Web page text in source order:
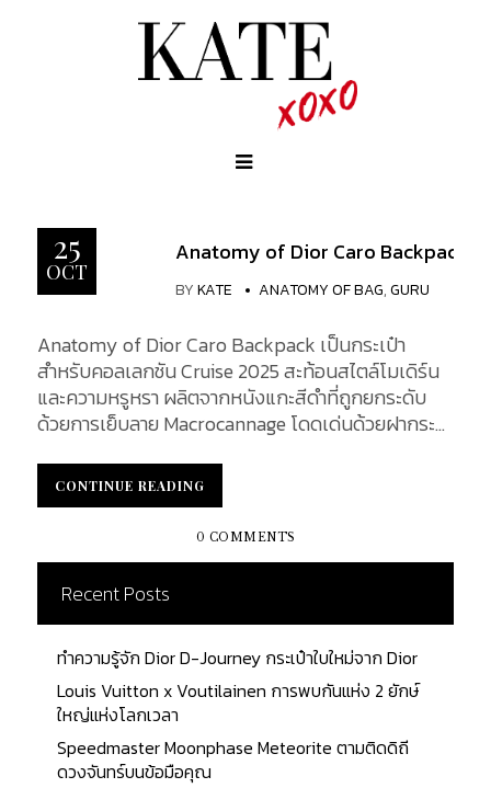
25
OCT
Anatomy of Dior Caro Backpack
BYKATE ANATOMY OF BAG,GURU
Anatomy of Dior Caro Backpack เป็นกระเป๋า
สำหรับคอลเลกชัน Cruise 2025 สะท้อนสไตล์โมเดิร์น
และความหรูหรา ผลิตจากหนังแกะสีดำที่ถูกยกระดับ
ด้วยการเย็บลาย Macrocannage โดดเด่นด้วยฝากระ
โบราณ โดยวันนี้เราจะพาคุณไปส่องรายละเอียด ความ
ละเมียดละไมของกระเป๋าจาก Dior ใบนี้กันค่ะ Front
Design : ด้านหน้าของกระเป๋า Flaps : เป็นส่วนของ
กระเป๋าที่ใช้คลุมหรือปิดช่องกระเป๋า ด้านหน้าของกระเป๋า
Dior Caro Backpack จะมีฝาปิดทั้งในส่วนของกระเป๋า
หลักและกระเป๋าเล็กด้านหน้า ฝาปิดเหล่านี้มักจะเสริม
ดีไซน์ด้วยการตกแต่งสัญลักษณ์หรือโลหะ เช่น
สัญลักษณ์ CD ที่เป็นเอกลักษณ์ของ Dior Front slip
pockets : ช่องเก็บของที่อยู่ด้านหน้าของกระเป๋า โดย
ช่องเหล่านี้ออกแบบให้เป็นแบบสอดเข้า-ออกได้สะดวก
และมักมาพร้อมกับฝาปิด (flaps) เพื่อป้องกันของหล่น
หาย เหมาะสำหรับการเก็บของขนาดเล็ก เช่น กุญแจ
CONTINUE READING
CONTINUE READING
0 COMMENTS
Recent Posts
ทำความรู้จัก Dior D-Journey กระเป๋าใบใหม่จาก Dior
Louis Vuitton x Voutilainen การพบกันแห่ง 2 ยักษ์
ใหญ่แห่งโลกเวลา
Speedmaster Moonphase Meteorite ตามติดดิถี
ดวงจันทร์บนข้อมือคุณ